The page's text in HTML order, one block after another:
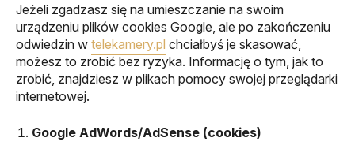
Jeżeli zgadzasz się na umieszczanie na swoim
urządzeniu plików cookies Google, ale po zakończeniu
odwiedzin w telekamery.pl chciałbyś je skasować,
możesz to zrobić bez ryzyka. Informację o tym, jak to
zrobić, znajdziesz w plikach pomocy swojej przeglądarki
internetowej.
Google AdWords/AdSense (cookies)